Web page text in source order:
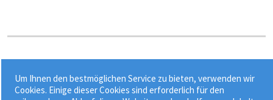
Stichworte:
Bauwerksinformationsmodell•Bauwerksmodell•BIM
Um Ihnen den bestmöglichen Service zu bieten, verwenden wir
Cookies. Einige dieser Cookies sind erforderlich für den